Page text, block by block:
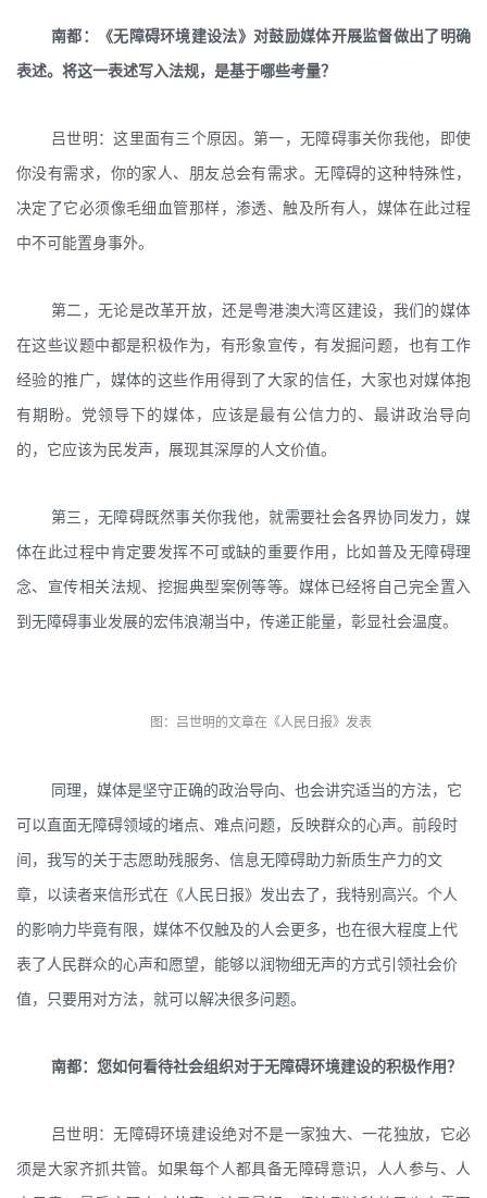
南都：《无障碍环境建设法》对鼓励媒体开展监督做出了明确
表述。将这一表述写入法规，是基于哪些考量？
吕世明：这里面有三个原因。第一，无障碍事关你我他，即使
你没有需求，你的家人、朋友总会有需求。无障碍的这种特殊性，
决定了它必须像毛细血管那样，渗透、触及所有人，媒体在此过程
中不可能置身事外。
第二，无论是改革开放，还是粤港澳大湾区建设，我们的媒体
在这些议题中都是积极作为，有形象宣传，有发掘问题，也有工作
经验的推广，媒体的这些作用得到了大家的信任，大家也对媒体抱
有期盼。党领导下的媒体，应该是最有公信力的、最讲政治导向
的，它应该为民发声，展现其深厚的人文价值。
第三，无障碍既然事关你我他，就需要社会各界协同发力，媒
体在此过程中肯定要发挥不可或缺的重要作用，比如普及无障碍理
念、宣传相关法规、挖掘典型案例等等。媒体已经将自己完全置入
到无障碍事业发展的宏伟浪潮当中，传递正能量，彰显社会温度。
图：吕世明的文章在《人民日报》发表
同理，媒体是坚守正确的政治导向、也会讲究适当的方法，它
可以直面无障碍领域的堵点、难点问题，反映群众的心声。前段时
间，我写的关于志愿助残服务、信息无障碍助力新质生产力的文
章，以读者来信形式在《人民日报》发出去了，我特别高兴。个人
的影响力毕竟有限，媒体不仅触及的人会更多，也在很大程度上代
表了人民群众的心声和愿望，能够以润物细无声的方式引领社会价
值，只要用对方法，就可以解决很多问题。
南都：您如何看待社会组织对于无障碍环境建设的积极作用？
吕世明：无障碍环境建设绝对不是一家独大、一花独放，它必
须是大家齐抓共管。如果每个人都具备无障碍意识，人人参与、人